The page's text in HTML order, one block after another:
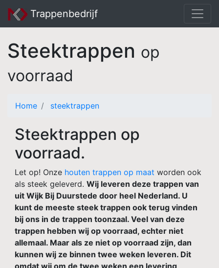
Trappenbedrijf
Steektrappen op
voorraad
Home steektrappen
Steektrappen op
voorraad.
Let op! Onze houten trappen op maat worden ook
als steek geleverd. Wij leveren deze trappen van
uit Wijk Bij Duurstede door heel Nederland. U
kunt de meeste steek trappen ook terug vinden
bij ons in de trappen toonzaal. Veel van deze
trappen hebben wij op voorraad, echter niet
allemaal. Maar als ze niet op voorraad zijn, dan
kunnen wij ze binnen twee weken leveren. Dit
omdat wij om de twee weken een levering